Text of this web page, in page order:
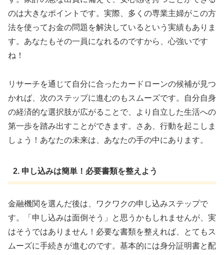
のは大きなポイントです。実際、多くの専業主婦がこの方
法を使ってお金の問題を解決しているという実績もありま
す。あなたもその一員になれるのですから、心強いです
ね！
リサーチを通じて自分に合ったカードローンの候補が見つ
かれば、次のステップに進むのもスムーズです。自分自身
の経済的な選択肢が広がることで、より自立した生活への
第一歩を踏み出すことができます。さあ、行動を起こしま
しょう！あなたの未来は、あなたの手の中にあります。
2. 申し込みは簡単！必要書類を整えよう
金融機関を選んだ後は、ワクワクの申し込みステップで
す。「申し込みは面倒そう」と思うかもしれませんが、実
はそうではありません！必要な書類を整えれば、とてもス
ムーズに手続きが進むのです。基本的には身分証明書と配